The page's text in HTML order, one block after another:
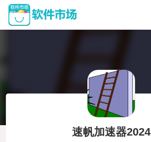
速帆加速器2024